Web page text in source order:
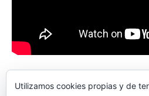
Utilizamos cookies propias y de